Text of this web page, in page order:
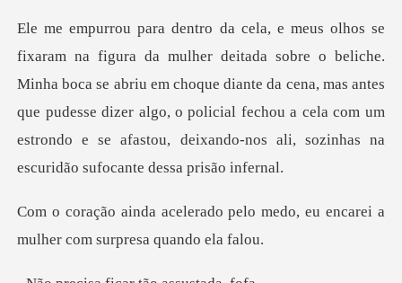
.
Minha boca se abriu em choque diante da cena, mas antes
que pudesse dizer algo, o policial fechou a ce
pelo medo, eu encarei a
mulher